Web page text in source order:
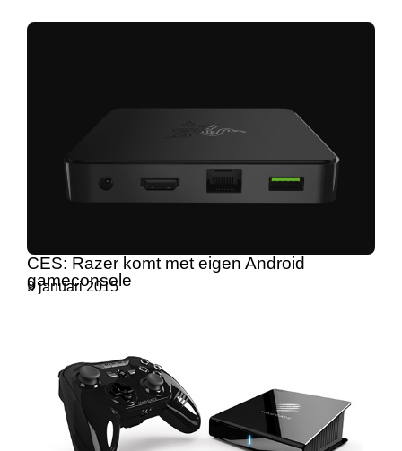
CES: Razer komt met eigen Android
gameconsole
9 januari 2015